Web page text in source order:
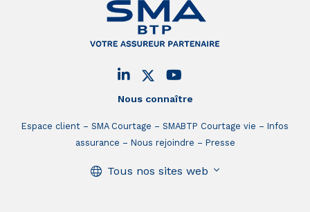
Nous connaître
Espace client SMA Courtage SMABTP Courtage vie
Infos
assurance
Nous rejoindre Presse
Tous nos sites web